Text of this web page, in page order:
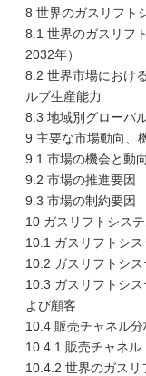
8 世界のガスリフト
8.1 世界のガスリフ
2032年）
8.2 世界市場におけ
ルブ生産能力
8.3 地域別グローバ
9 主要な市場動向、
9.1 市場の機会と動向
9.2 市場の推進要因
9.3 市場の制約要因
10 ガスリフトシス
10.1 ガスリフトシ
10.2 ガスリフトシ
10.3 ガスリフトシ
よび顧客
10.4 販売チャネル分
10.4.1 販売チャネル
10.4.2 世界のガスリ